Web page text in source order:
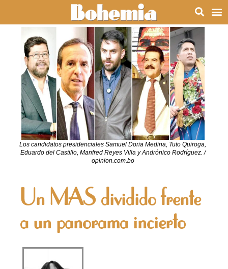
Los candidatos presidenciales Samuel Doria Medina, Tuto Quiroga,
Eduardo del Castillo, Manfred Reyes Villa y Andrónico Rodríguez. /
opinion.com.bo
Un MAS dividido frente
a un panorama incierto